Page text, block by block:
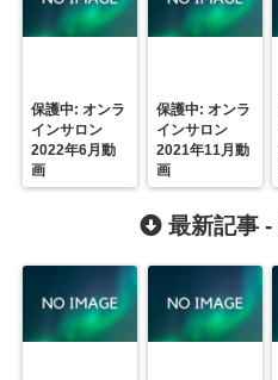
保護中: オンラ
インサロン
2022年6月動
画
保護中: オンラ
インサロン
2021年11月動
画
最新記事 -